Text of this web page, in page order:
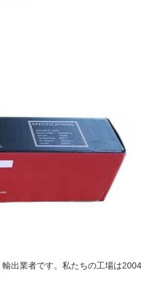
出業者です。私たちの工場は